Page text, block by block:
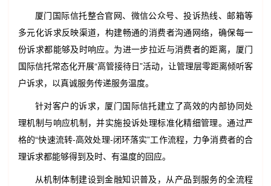
厦门国际信托整合官网、微信公众号、投诉热线、邮箱等
多元化诉求反映渠道，构建畅通的消费者沟通网络，确保每一
份诉求都能够及时响应。为进一步拉近与消费者的距离，厦门
国际信托常态化开展“高管接待日”活动，让管理层零距离倾听客
户诉求，以真诚服务传递服务温度。
针对客户的诉求，厦门国际信托建立了高效的内部协同处
理机制与响应机制，并实施投诉处理标准化精细管理。通过严
格的“快速流转-高效处理-闭环落实”工作流程，力争消费者的合
理诉求都能够得到及时、有温度的回应。
从机制体制建设到金融知识普及，从产品到服务的全流程